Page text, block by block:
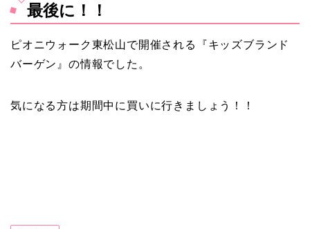
最後に！！
ピオニウォーク東松山で開催される『キッズブランド
バーゲン』の情報でした。
気になる方は期間中に買いに行きましょう！！